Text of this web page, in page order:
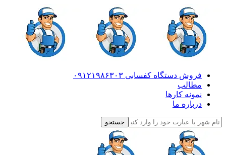
فروش دستگاه کفسابی ۰۹۱۲۱۹۸۶۳۰۳
مطالب
نمونه کارها
درباره ما